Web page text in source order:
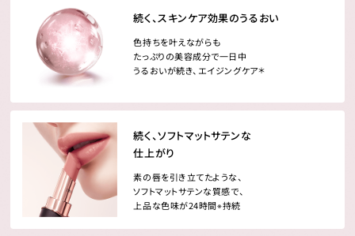
続く、スキンケア効果のうるおい
色持ちを叶えながらも
たっぷりの美容成分で一日中
うるおいが続き、エイジングケア＊
続く、ソフトマットサテンな
仕上がり
素の唇を引き立てたような、
ソフトマットサテンな質感で、
上品な色味が24時間※持続